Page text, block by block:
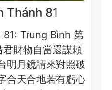
Thánh 81
Trung Bình 第
財物自當還謀頼
明月鏡請來對照破
合天合地若有虧心